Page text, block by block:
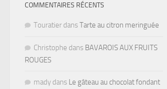
COMMENTAIRES RÉCENTS
Touratier dans Tarte au citron meringuée
Christophe dans BAVAROIS AUX FRUITS
ROUGES
mady dans Le gâteau au chocolat fondant